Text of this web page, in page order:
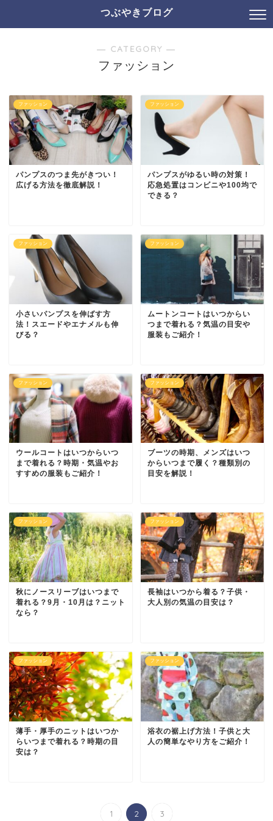
つぶやきブログ
― CATEGORY ―
ファッション
ファッション
パンプスのつま先がきつい！
広げる方法を徹底解説！
ファッション
パンプスがゆるい時の対策！
応急処置はコンビニや100均で
できる？
ファッション
小さいパンプスを伸ばす方
法！スエードやエナメルも伸
びる？
ファッション
ムートンコートはいつからい
つまで着れる？気温の目安や
服装もご紹介！
ファッション
ウールコートはいつからいつ
まで着れる？時期・気温やお
すすめの服装もご紹介！
ファッション
ブーツの時期、メンズはいつ
からいつまで履く？種類別の
目安を解説！
ファッション
秋にノースリーブはいつまで
着れる？9月・10月は？ニット
なら？
ファッション
長袖はいつから着る？子供・
大人別の気温の目安は？
ファッション
薄手・厚手のニットはいつか
らいつまで着れる？時期の目
安は？
ファッション
浴衣の裾上げ方法！子供と大
人の簡単なやり方をご紹介！
1 2 3